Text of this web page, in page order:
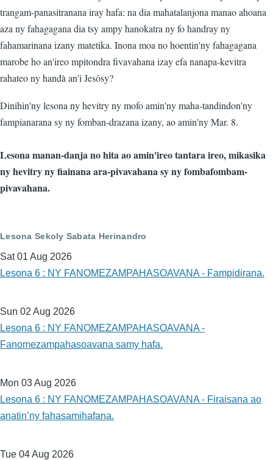
trangam-panasitranana iray hafa: na dia mahatalanjona manao ahoana
aza ny fahagagana dia tsy ampy hanokatra ny fo handray ny
fahamarinana izany matetika. Inona moa no hoentin'ny fahagagana
marobe ho an'ireo mpitondra fivavahana izay efa nanapa-kevitra
rahateo ny handà an'i Jesôsy?
Dinihin'ny lesona ny hevitry ny mofo amin'ny maha-tandindon'ny
fampianarana sy ny fomban-drazana izany, ao amin'ny Mar. 8.
Lesona manan-danja no hita ao amin'ireo tantara ireo, mikasika
ny hevitry ny fiainana ara-pivavahana sy ny fombafombam-
pivavahana.
Lesona Sekoly Sabata Herinandro
Sat 01 Aug 2026
Lesona 6 : NY FANOMEZAMPAHASOAVANA - Fampidirana.
Sun 02 Aug 2026
Lesona 6 : NY FANOMEZAMPAHASOAVANA -
Fanomezampahasoavana samy hafa.
Mon 03 Aug 2026
Lesona 6 : NY FANOMEZAMPAHASOAVANA - Firaisana ao
anatin’ny fahasamihafana.
Tue 04 Aug 2026